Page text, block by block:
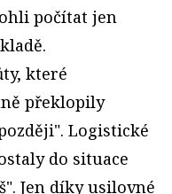
počítat jen
které
překlopily
Logistické
do situace
Jen díky usilovné